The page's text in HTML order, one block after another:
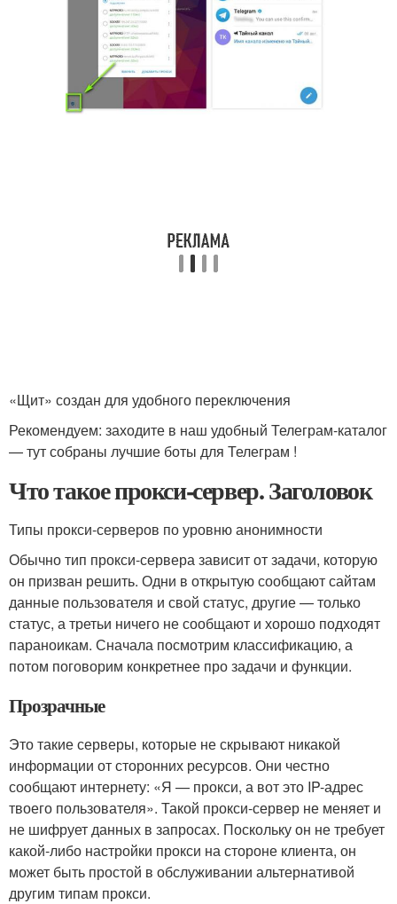
«Щит» создан для удобного переключения
Рекомендуем: заходите в наш удобный Телеграм-каталог
— тут собраны лучшие боты для Телеграм !
Что такое прокси-сервер. Заголовок
Типы прокси-серверов по уровню анонимности
Обычно тип прокси-сервера зависит от задачи, которую
он призван решить. Одни в открытую сообщают сайтам
данные пользователя и свой статус, другие — только
статус, а третьи ничего не сообщают и хорошо подходят
параноикам. Сначала посмотрим классификацию, а
потом поговорим конкретнее про задачи и функции.
Прозрачные
Это такие серверы, которые не скрывают никакой
информации от сторонних ресурсов. Они честно
сообщают интернету: «Я — прокси, а вот это IP-адрес
твоего пользователя». Такой прокси-сервер не меняет и
не шифрует данных в запросах. Поскольку он не требует
какой-либо настройки прокси на стороне клиента, он
может быть простой в обслуживании альтернативой
другим типам прокси.